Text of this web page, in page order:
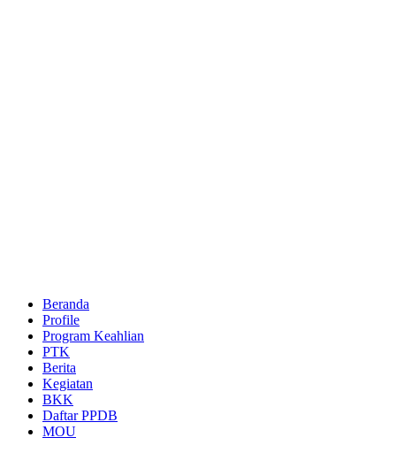
Beranda
Profile
Program Keahlian
PTK
Berita
Kegiatan
BKK
Daftar PPDB
MOU